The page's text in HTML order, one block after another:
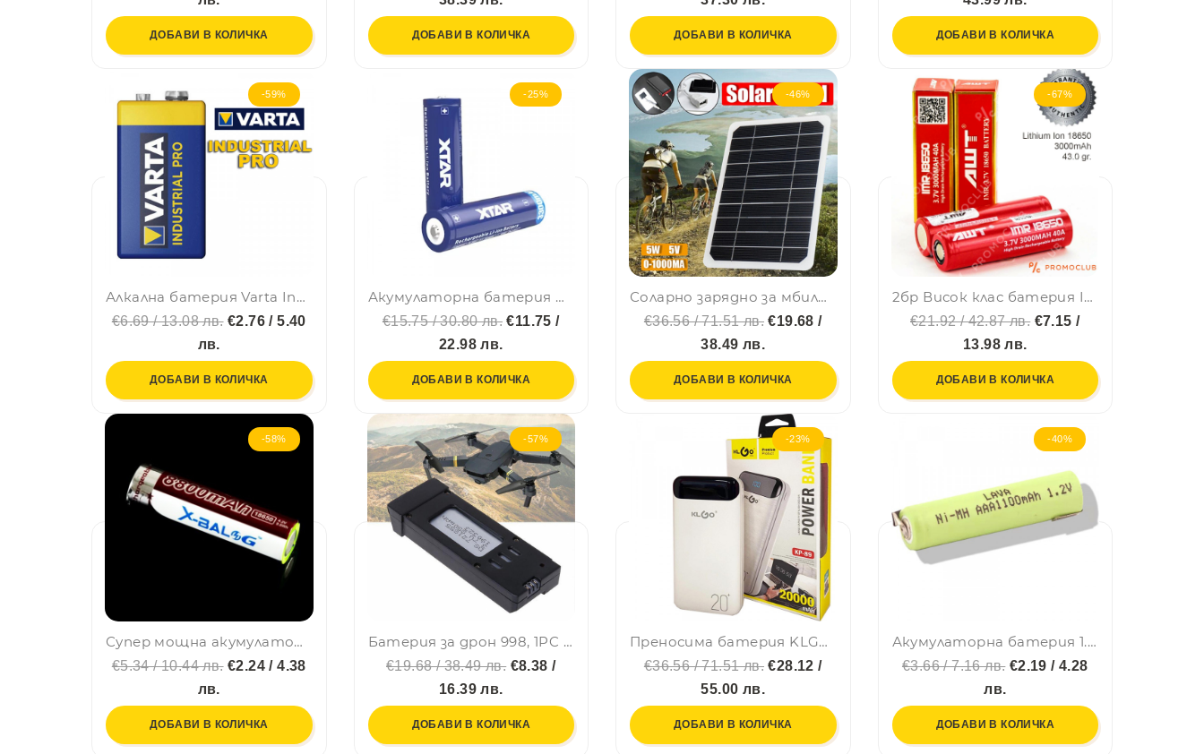
ДОБАВИ В КОЛИЧКА ДОБАВИ В КОЛИЧКА ДОБАВИ В КОЛИЧКА ДОБАВИ В КОЛИЧКА
-59%
Алкална батерия Varta Industrial PRO Alkaline 6LR61 6LF22
€6.69 / 13.08 лв.€2.76 / 5.40
лв.
ДОБАВИ В КОЛИЧКА
-25%
Акумулаторна батерия NCR18650D 3.6V/3300mAh 10A XTAR, вградена платка
€15.75 / 30.80 лв. €11.75 /
22.98 лв.
ДОБАВИ В КОЛИЧКА
-46%
Соларно зарядно за мбилни устройства - USB соларен панел 5W за зареждане на преносима външна батерия
€36.56 / 71.51 лв. €19.68 /
38.49 лв.
ДОБАВИ В КОЛИЧКА
-67%
2бр Висок клас батерия IMR 18650 литиево-йонна, 3000mAh, 43.0 gr., BFO2
€21.92 / 42.87 лв.€7.15 /
13.98 лв.
ДОБАВИ В КОЛИЧКА
-58%
Супер мощна акумулаторна батерия модел 18650 LiIon 4.2V 3200 mAh РЕАЛНИ
€5.34 / 10.44 лв.€2.24 / 4.38
лв.
ДОБАВИ В КОЛИЧКА
-57%
Батерия за дрон 998, 1PC 3.7V 600mAh акумулаторна литиева батерия за дрон E88/E99/P5 Pro
€19.68 / 38.49 лв.€8.38 /
16.39 лв.
ДОБАВИ В КОЛИЧКА
-23%
Преносима батерия KLGO KP-89 POWER BANK, 20000mAh с дисплей
€36.56 / 71.51 лв. €28.12 /
55.00 лв.
ДОБАВИ В КОЛИЧКА
-40%
Акумулаторна батерия 1.2V/1100mAh AAA-R03 LAVA
€3.66 / 7.16 лв.€2.19 / 4.28
лв.
ДОБАВИ В КОЛИЧКА